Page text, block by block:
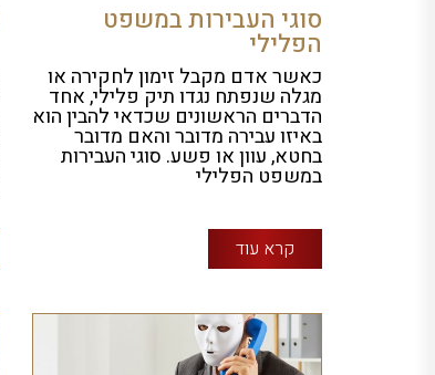
סוגי העבירות במשפט
הפלילי
כאשר אדם מקבל זימון לחקירה או
מגלה שנפתח נגדו תיק פלילי, אחד
הדברים הראשונים שכדאי להבין הוא
באיזו עבירה מדובר והאם מדובר
בחטא, עוון או פשע. סוגי העבירות
במשפט הפלילי
קרא עוד